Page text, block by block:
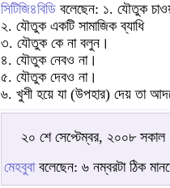
সিটিজি৪বিডি বলেছেন: ১. যৌতুক
২. যৌতুক একটি সামাজিক ব্যাধি
৩. যৌতুক কে না বলুন।
৪. যৌতুক নেবও না।
৫. যৌতুক দেবও না।
৬. খুশী হয়ে যা (উপহার) দেয় তা
২০ শে সেপ্টেম্বর, ২০০৮
মেহবুবাবলেছেন: ৬ নম্বরটা ঠিক